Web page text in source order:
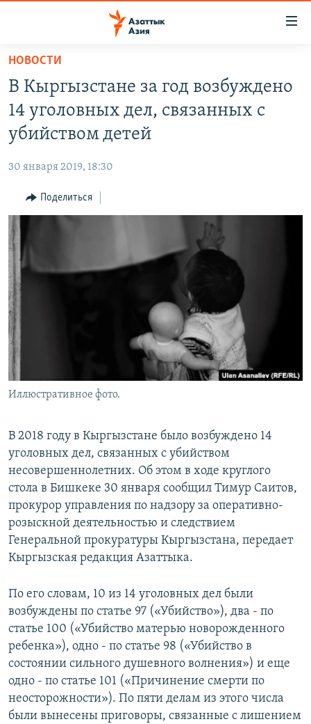
Вернуться
основному
содержанию
Вернутся
главной
навигации
Вернутся
поиску
КАЗАХСТАН
КЫРГЫЗСТАН
ТАДЖИКИСТАН
НОВОСТИ
ВОЙНА В УКРАИНЕ
ҚАЗАҚША
КЫРГЫЗЧА
TÜRKMENÇE
Все сайты РСЕ/РС
НОВОСТИ
В Кыргызстане за год возбуждено
14 уголовных дел, связанных с
убийством детей
30 января 2019, 18:30
Поделиться
Иллюстративное фото.
В 2018 году в Кыргызстане было возбуждено 14
уголовных дел, связанных с убийством
несовершеннолетних. Об этом в ходе круглого
стола в Бишкеке 30 января сообщил Тимур Саитов,
прокурор управления по надзору за оперативно-
розыскной деятельностью и следствием
Генеральной прокуратуры Кыргызстана, передает
Кыргызская редакция Азаттыка.
По его словам, 10 из 14 уголовных дел были
возбуждены по статье 97 («Убийство»), два - по
статье 100 («Убийство матерью новорожденного
ребенка»), одно - по статье 98 («Убийство в
состоянии сильного душевного волнения») и еще
одно - по статье 101 («Причинение смерти по
неосторожности»). По пяти делам из этого числа
были вынесены приговоры, связанные с лишением